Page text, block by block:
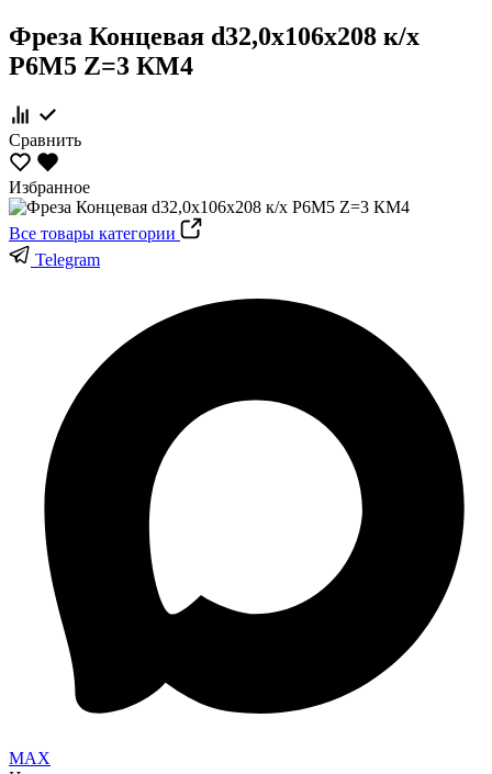
Фреза Концевая d32,0х106х208 к/х
Р6М5 Z=3 КМ4
Сравнить
Избранное
Все товары категории
Telegram
MAX